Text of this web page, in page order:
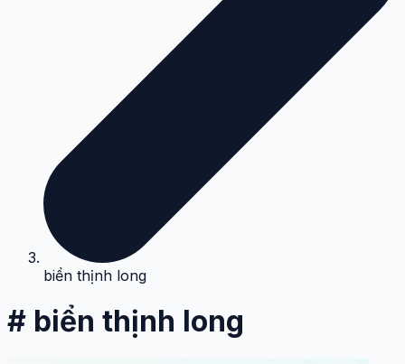
biển thịnh long
# biển thịnh long